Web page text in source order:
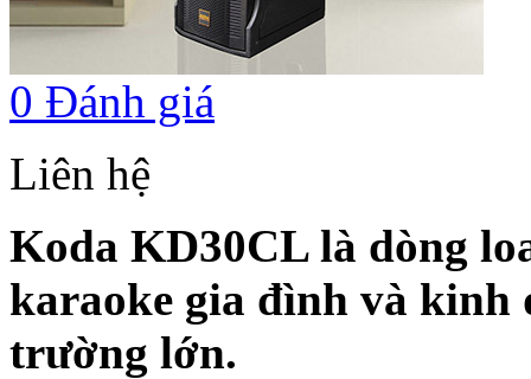
0 Đánh giá
Liên hệ
Koda KD30CL là dòng
karaoke gia đình và kinh
trường lớn.